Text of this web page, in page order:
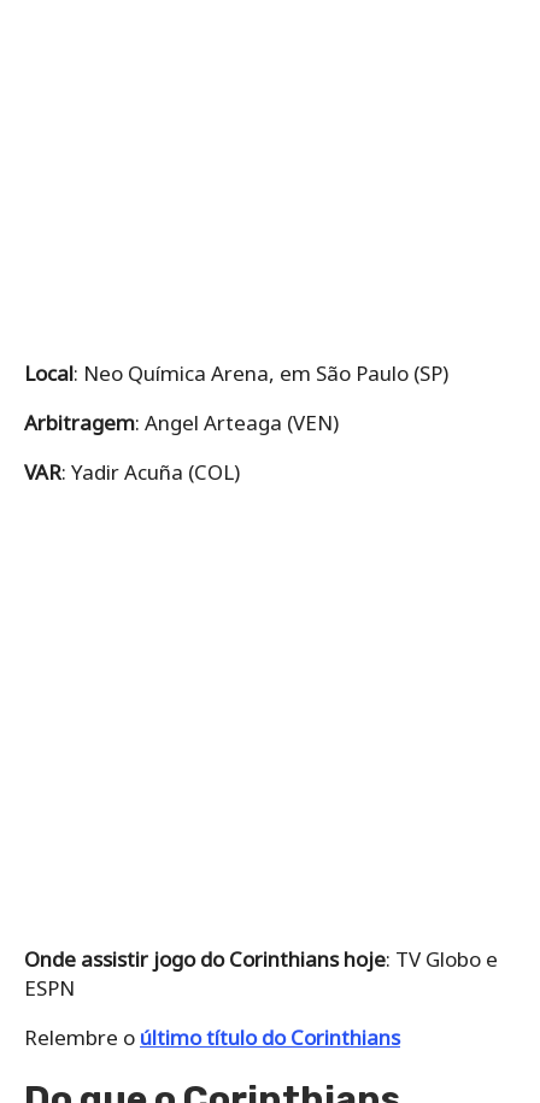
Local: Neo Química Arena, em São Paulo (SP)
Arbitragem: Angel Arteaga (VEN)
VAR: Yadir Acuña (COL)
Onde assistir jogo do Corinthians hoje: TV Globo e
ESPN
Relembre o último título do Corinthians